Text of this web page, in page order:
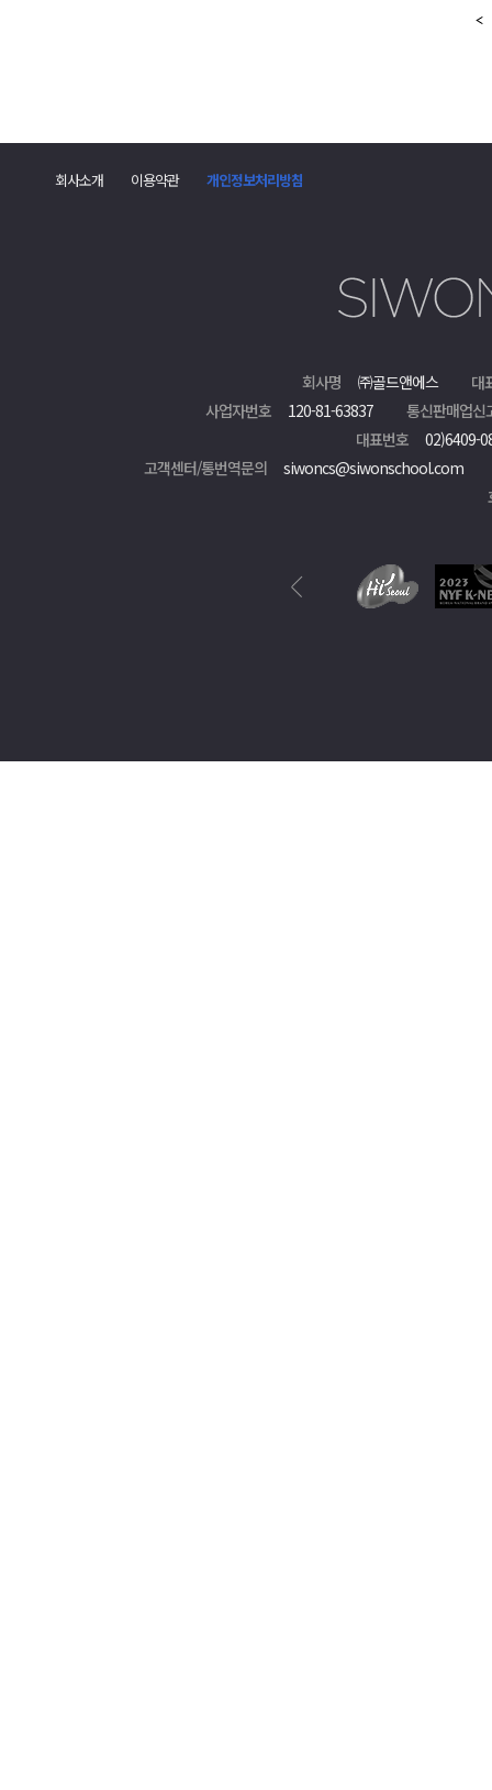
회사소개 이용약관 개인정보처리방침
회사명 ㈜골드앤에스
대
사업자번호
120-81-63837
통신판매업신
대표번호
02)6409-
고객센터/통번역문의
siwoncs@siwonschool.com